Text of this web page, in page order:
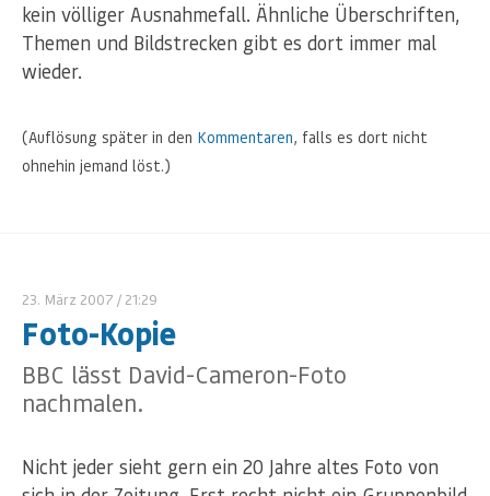
kein völliger Ausnahmefall. Ähnliche Überschriften,
Themen und Bildstrecken gibt es dort immer mal
wieder.
(Auflösung später in den Kommentaren, falls es dort nicht
ohnehin jemand löst.)
23. März 2007 / 21:29
Foto-Kopie
BBC lässt David-Cameron-Foto
nachmalen.
Nicht jeder sieht gern ein 20 Jahre altes Foto von